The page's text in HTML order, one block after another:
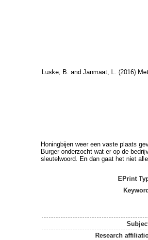
Luske, B. and Janmaat, L. (2016)
Honingbijen weer een vaste plaats
Burger onderzocht wat er op de
sleutelwoord. En dan gaat het niet
EPrint
Research